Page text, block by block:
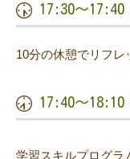
17:30〜17:40
10分の休憩でリフレ
17:40〜
学習スキルプログラ